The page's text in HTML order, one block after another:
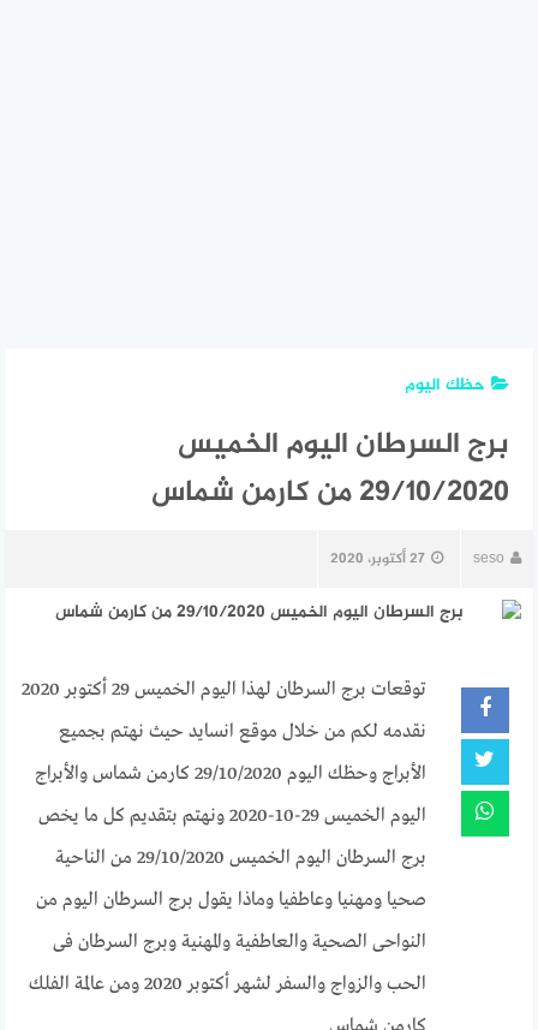
حظك اليوم
برج السرطان اليوم الخميس
29/10/2020 من كارمن شماس
seso 27 أكتوبر، 2020
توقعات برج السرطان لهذا اليوم الخميس 29 أكتوبر 2020
نقدمه لكم من خلال موقع انسايد حيث نهتم بجميع
الأبراج وحظك اليوم 29/10/2020 كارمن شماس والأبراج
اليوم الخميس 29-10-2020 ونهتم بتقديم كل ما يخص
برج السرطان اليوم الخميس 29/10/2020 من الناحية
صحيا ومهنيا وعاطفيا وماذا يقول برج السرطان اليوم من
النواحى الصحية والعاطفية والمهنية وبرج السرطان فى
الحب والزواج والسفر لشهر أكتوبر 2020 ومن عالمة الفلك